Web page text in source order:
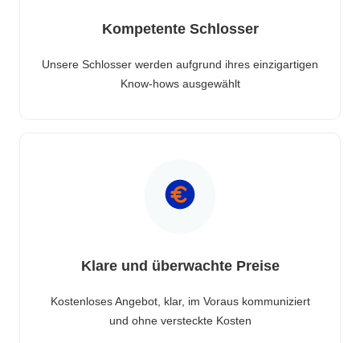
Kompetente Schlosser
Unsere Schlosser werden aufgrund ihres einzigartigen
Know-hows ausgewählt
Klare und überwachte Preise
Kostenloses Angebot, klar, im Voraus kommuniziert
und ohne versteckte Kosten